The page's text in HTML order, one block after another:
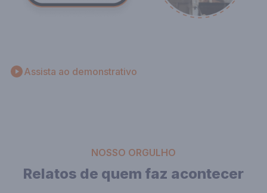
Assista ao demonstrativo
NOSSO ORGULHO
Relatos de quem faz acontecer